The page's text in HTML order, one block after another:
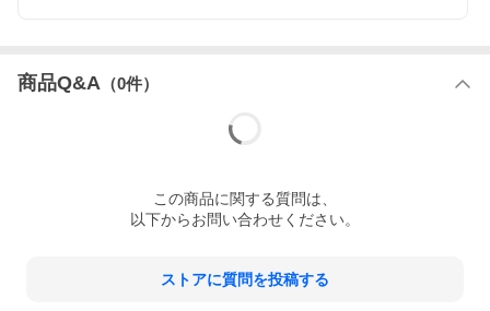
商品Q&A （0件）
この商品に関する質問は、
以下からお問い合わせください。
ストアに質問を投稿する